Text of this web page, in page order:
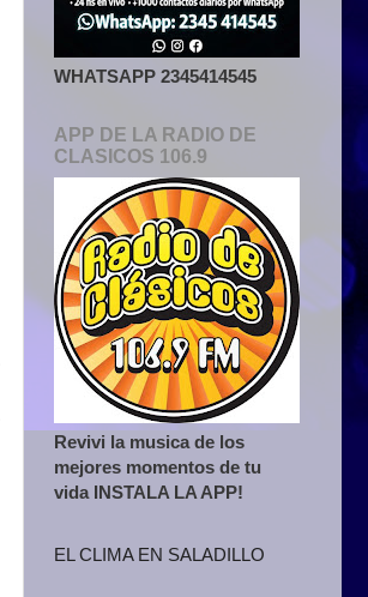
WHATSAPP 2345414545
APP DE LA RADIO DE
CLASICOS 106.9
Revivi la musica de los
mejores momentos de tu
vida INSTALA LA APP!
EL CLIMA EN SALADILLO